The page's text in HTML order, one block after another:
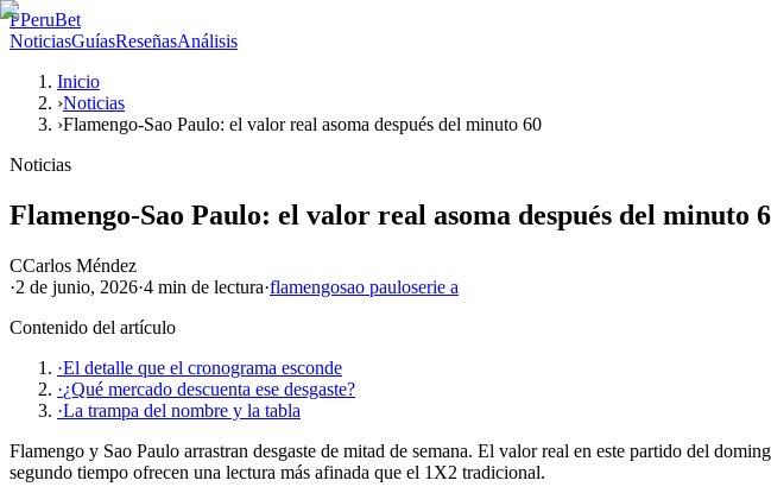
PPeruBet
NoticiasGuíasReseñasAnálisis
Inicio
›Noticias
›Flamengo-Sao Paulo: el valor real asoma después del minuto 60
Noticias
Flamengo-Sao Paulo: el valor real asoma después del minuto
CCarlos Méndez
·2 de junio, 2026·4 min de lectura·flamengosao pauloserie a
Contenido del artículo
·El detalle que el cronograma esconde
·¿Qué mercado descuenta ese desgaste?
·La trampa del nombre y la tabla
Flamengo y Sao Paulo arrastran desgaste de mitad de semana. El valor real en este partido del
segundo tiempo ofrecen una lectura más afinada que el 1X2 tradicional.